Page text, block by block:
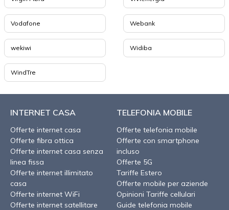
Vodafone Webank
wekiwi Widiba
WindTre
INTERNET CASA
Offerte internet casa
Offerte fibra ottica
Offerte internet casa senza
linea fissa
Offerte internet illimitato
casa
Offerte internet WiFi
Offerte internet satellitare
TELEFONIA MOBILE
Offerte telefonia mobile
Offerte con smartphone
incluso
Offerte 5G
Tariffe Estero
Offerte mobile per aziende
Opinioni Tariffe cellulari
Guide telefonia mobile